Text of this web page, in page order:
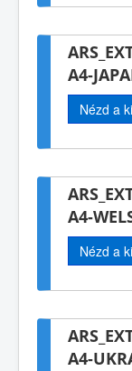
A4-
Nézd a
A4-
Nézd a
A4-